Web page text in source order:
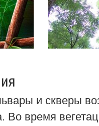
и скверы
Во время